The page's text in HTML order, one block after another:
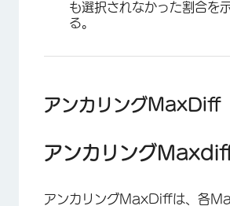
も選択されなかった割合を
る。
アンカリングMaxDiff
アンカリング
アンカリングMaxDiffは、各